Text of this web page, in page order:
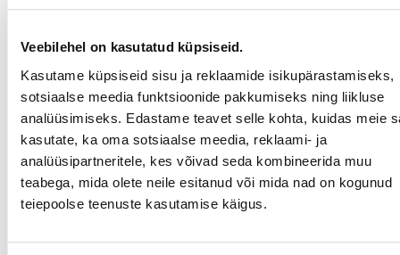
Veebilehel on kasutatud küpsiseid.
Kasutame küpsiseid sisu ja reklaamide isikupärastamiseks,
sotsiaalse meedia funktsioonide pakkumiseks ning liikluse
analüüsimiseks. Edastame teavet selle kohta, kuidas meie
kasutate, ka oma sotsiaalse meedia, reklaami- ja
analüüsipartneritele, kes võivad seda kombineerida muu
teabega, mida olete neile esitanud või mida nad on kogunud
teiepoolse teenuste kasutamise käigus.
toortuhk 1%
Söötmise soovitused:
Purgi 70g:
Kassi kaal (kg) Purkide arv/päevas
0-3 1
3-5 2
5 3
Purki 156g: